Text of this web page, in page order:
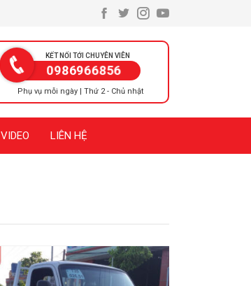
KẾT NỐI TỚI CHUYÊN VIÊN
0986966856
Phụ vụ mỗi ngày | Thứ 2 - Chủ nhật
VIDEO LIÊN HỆ